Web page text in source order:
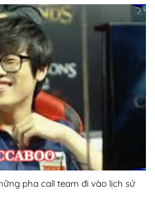
pha call team đi vào lịch sử